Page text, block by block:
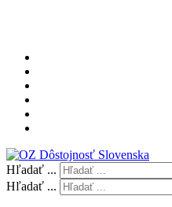
Hľadať ...
Hľadať ...